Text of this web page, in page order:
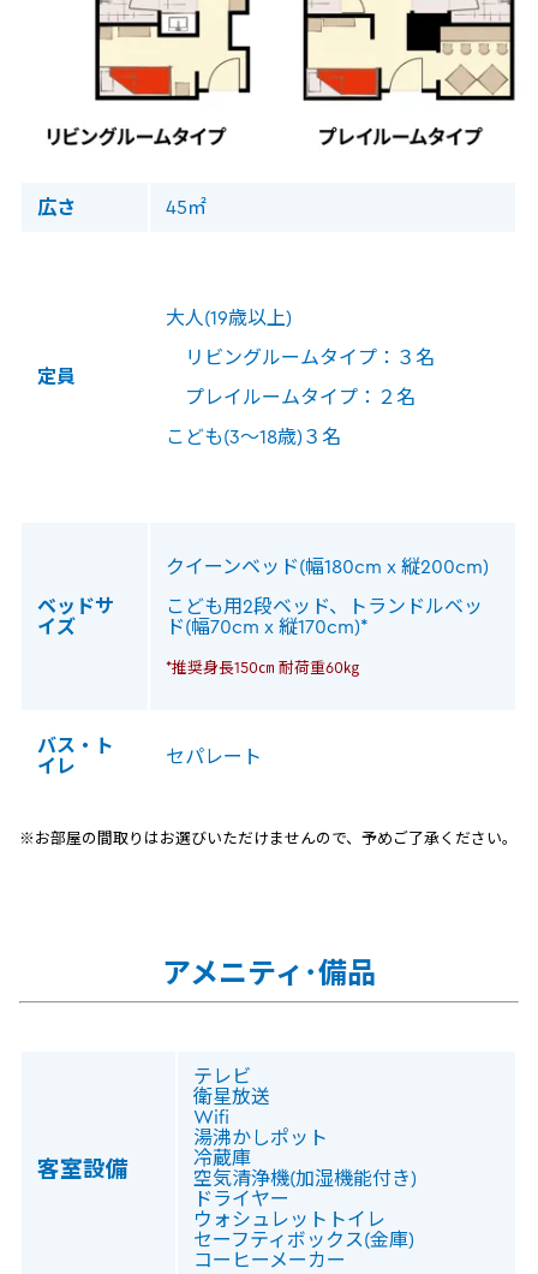
広さ 45㎡
定員
大人(19歳以上)
リビングルームタイプ：３名
プレイルームタイプ：２名
こども(3～18歳)３名
ベッドサ
イズ
クイーンベッド(幅180cm x 縦200cm)
こども用2段ベッド、トランドルベッ
ド(幅70cm x 縦170cm)*
*推奨身長150㎝ 耐荷重60㎏
バス・ト
イレ
セパレート
※お部屋の間取りはお選びいただけませんので、予めご了承ください。
アメニティ･備品
客室設備
テレビ
衛星放送
Wifi
湯沸かしポット
冷蔵庫
空気清浄機(加湿機能付き)
ドライヤー
ウォシュレットトイレ
セーフティボックス(金庫)
コーヒーメーカー